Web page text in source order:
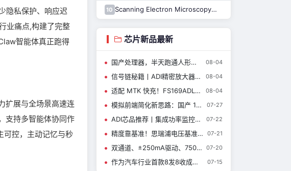
隐私保护、响应迟
业痛点,构建了完整
智能体真正跑得
扩展与全场景高速连
支持多智能体协同作
可控，主动记忆与秒
10 Scanning Electron Microscopy扫描电子显微镜介绍（一）
芯片新品最新
国产处理器，半天跑通人形机器人 08-04
信号链秘籍丨ADI精密放大器与开关器件新品如何重新定义仪器设计？ 08-04
适配 MTK 快充！FS169ADL Type-A 快充芯片全新上线 08-04
模拟前端简化新思路：国产 14 位采集 ADC CBM14AD50Q 07-27
ADI芯品推荐丨集成功率监控器的高功率正热插拔控制器 07-22
精度靠基准！思瑞浦电压基准芯片，累计出货10亿+颗，服务客户8000+ 07-21
双通道、±250mA驱动、750µA功耗——CBM8532这颗通用运放到底强在哪？ 07-20
作为汽车行业首款8发8收成像雷达MMIC，英飞凌RASIC™ CTRX8188F实现量产，加速中央式架构雷达的发展 07-15